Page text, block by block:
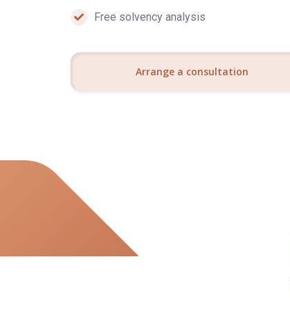
Free solvency analysis
Arrange a consultation